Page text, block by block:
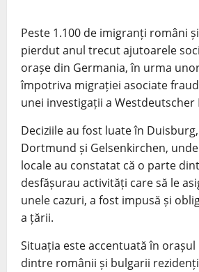
Peste 1.100 de imigranți români
pierdut anul trecut ajutoarele
orașe din Germania, în urma
împotriva migrației asociate
unei investigații a Westdeutscher
Deciziile au fost luate în
Dortmund și Gelsenkirchen,
locale au constatat că o parte
desfășurau activități care să le
unele cazuri, a fost impusă și
a țării.
Situația este accentuată în orașul
dintre românii și bulgarii